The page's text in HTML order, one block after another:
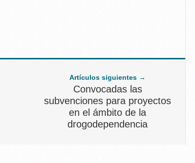
Artículos siguientes →
Convocadas las
subvenciones para proyectos
en el ámbito de la
drogodependencia